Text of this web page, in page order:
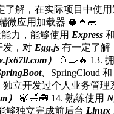
了解，在实际项目中使用
微应用加载器 🥥🥤🧱
力，能够使用 Express 和
发，对 Egg.js 有一定了解
） 🥚🍳🔥 13.
、SpringCloud 和
立开发过个人业务管理
）
🍃️️🛁🧰 14. 熟练使用
够独立完成前后台 Linux